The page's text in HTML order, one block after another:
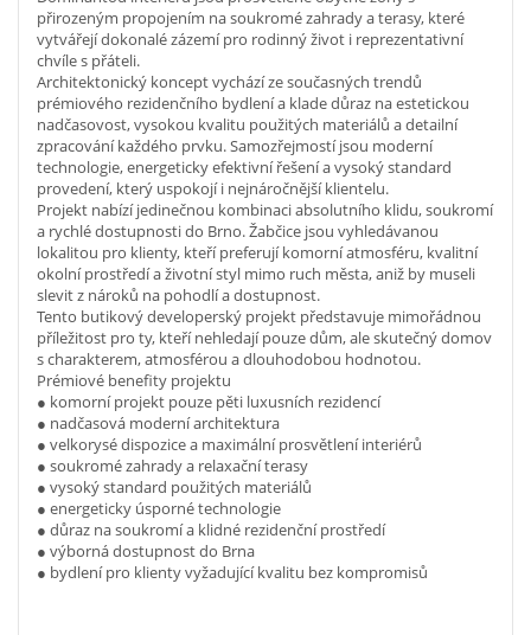
přirozeným propojením na soukromé zahrady a terasy, které
vytvářejí dokonalé zázemí pro rodinný život i reprezentativní
chvíle s přáteli.
Architektonický koncept vychází ze současných trendů
prémiového rezidenčního bydlení a klade důraz na estetickou
nadčasovost, vysokou kvalitu použitých materiálů a detailní
zpracování každého prvku. Samozřejmostí jsou moderní
technologie, energeticky efektivní řešení a vysoký standard
provedení, který uspokojí i nejnáročnější klientelu.
Projekt nabízí jedinečnou kombinaci absolutního klidu, soukromí
a rychlé dostupnosti do Brno. Žabčice jsou vyhledávanou
lokalitou pro klienty, kteří preferují komorní atmosféru, kvalitní
okolní prostředí a životní styl mimo ruch města, aniž by museli
slevit z nároků na pohodlí a dostupnost.
Tento butikový developerský projekt představuje mimořádnou
příležitost pro ty, kteří nehledají pouze dům, ale skutečný domov
s charakterem, atmosférou a dlouhodobou hodnotou.
Prémiové benefity projektu
● komorní projekt pouze pěti luxusních rezidencí
● nadčasová moderní architektura
● velkorysé dispozice a maximální prosvětlení interiérů
● soukromé zahrady a relaxační terasy
● vysoký standard použitých materiálů
● energeticky úsporné technologie
● důraz na soukromí a klidné rezidenční prostředí
● výborná dostupnost do Brna
● bydlení pro klienty vyžadující kvalitu bez kompromisů